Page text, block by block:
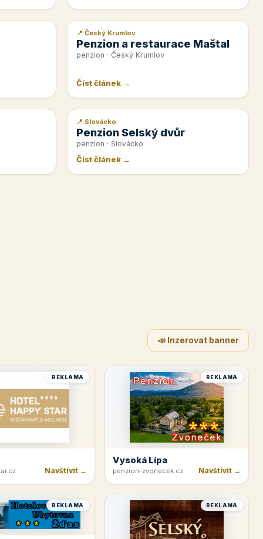
📰 PR článek
📍 Český Krumlov
Penzion a restaurace Maštal
penzion · Český Krumlov
Číst článek →
📰 PR článek
📍 Slovácko
Penzion Selský dvůr
penzion · Slovácko
Číst článek →
📣 Inzerovat banner
REKLAMA
Navštívit →
REKLAMA
Vysoká Lípa
penzion-zvonecek.cz Navštívit →
REKLAMA REKLAMA